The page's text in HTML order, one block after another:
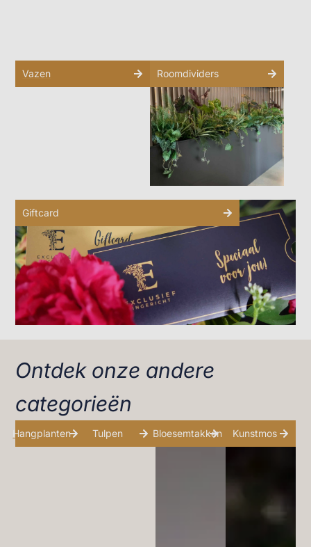
Vazen Roomdividers
Giftcard
Ontdek onze andere
categorieën
Hangplanten Tulpen Bloesemtakken Kunstmos